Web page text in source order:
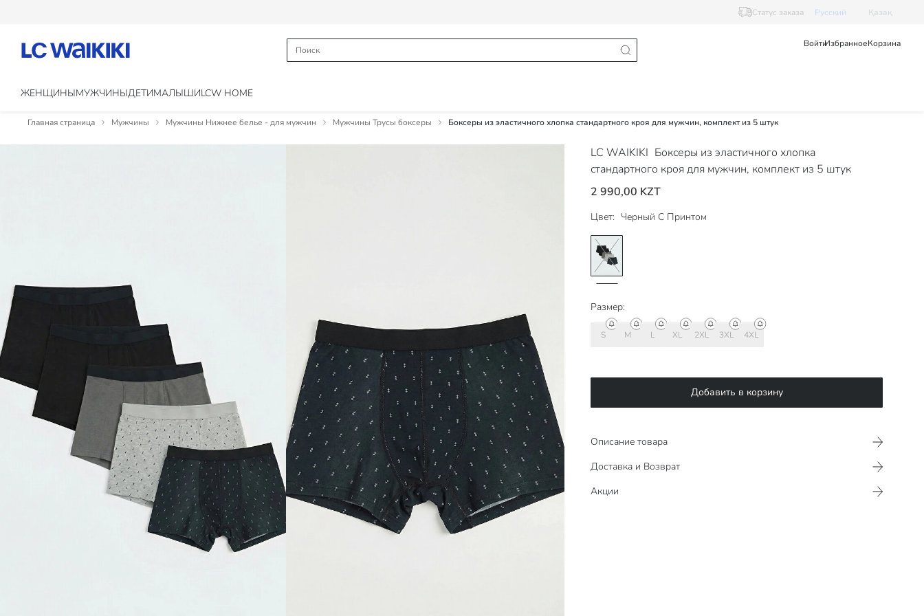
Статус заказа Pусский Қазақ
ВойтиИзбранноеКорзина
ЖЕНЩИНЫМУЖЧИНЫДЕТИМАЛЫШИLCW HOME
Главная страница Мужчины Мужчины Нижнее белье - для мужчин Мужчины Трусы боксеры Боксеры из эластичного хлопка стандартного кроя для мужчин, комплект из 5 штук
LC WAIKIKI Боксеры из эластичного хлопка
стандартного кроя для мужчин, комплект из 5 штук
2 990,00 KZT
Цвет: Черный С Принтом
Размер:
S M L XL 2XL 3XL 4XL
Добавить в корзину
Описание товара
Доставка и Возврат
Акции